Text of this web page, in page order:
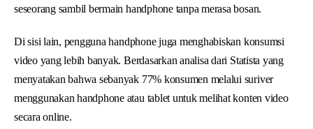
seseorang sambil bermain handphone tanpa merasa bosan.
Di sisi lain, pengguna handphone juga menghabiskan konsumsi
video yang lebih banyak. Berdasarkan analisa dari Statista yang
menyatakan bahwa sebanyak 77% konsumen melalui suriver
menggunakan handphone atau tablet untuk melihat konten video
secara online.